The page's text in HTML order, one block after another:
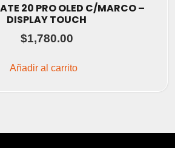
20 PRO OLED C/MARCO –
DISPLAY TOUCH
$1,780.00
Añadir al carrito